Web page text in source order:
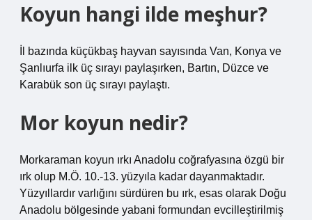
Koyun hangi ilde meşhur?
İl bazında küçükbaş hayvan sayısında Van, Konya ve
Şanlıurfa ilk üç sırayı paylaşırken, Bartın, Düzce ve
Karabük son üç sırayı paylaştı.
Mor koyun nedir?
Morkaraman koyun ırkı Anadolu coğrafyasına özgü bir
ırk olup M.Ö. 10.-13. yüzyıla kadar dayanmaktadır.
Yüzyıllardır varlığını sürdüren bu ırk, esas olarak Doğu
Anadolu bölgesinde yabani formundan evcilleştirilmiş